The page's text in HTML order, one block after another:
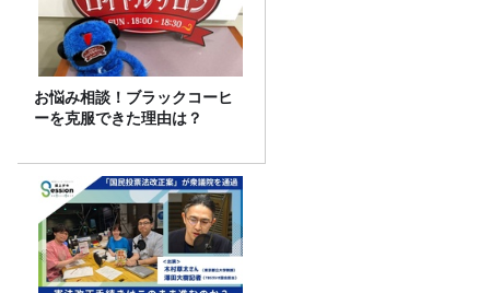
お悩み相談！ブラックコーヒ
ーを克服できた理由は？